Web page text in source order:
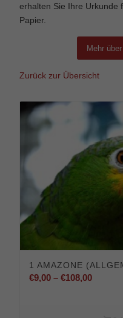
erhalten Sie Ihre Urkunde
Papier.
Mehr
Zurück zur Übersicht
1 AMAZONE
€9,00 –€108,00